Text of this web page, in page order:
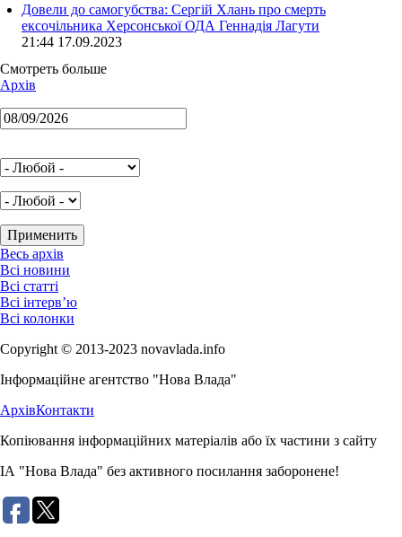
Довели до самогубства: Сергій Хлань про смерть
ексочільника Херсонської ОДА Геннадія Лагути
21:44 17.09.2023
Смотреть больше
Архів
Весь архів
Всі новини
Всі статті
Всі інтерв’ю
Всі колонки
Copyright © 2013-2023 novavlada.info
Інформаційне агентство "Нова Влада"
АрхівКонтакти
Копіювання інформаційних матеріалів або їх частини з сайту
ІА "Нова Влада" без активного посилання заборонене!